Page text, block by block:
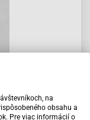
na
obsahu a
Pre viac informácií o